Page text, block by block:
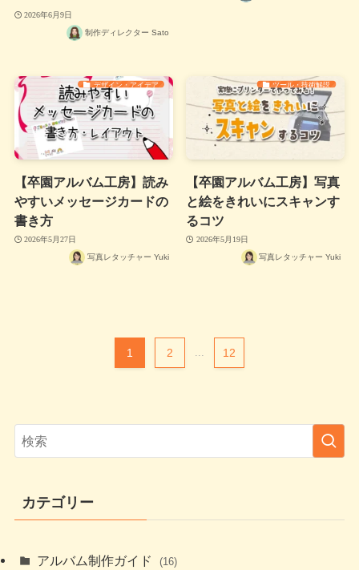
2026年6月9日
制作ディレクター Sato
デザイン・アイデア
【卒園アルバム工房】読み
やすいメッセージカードの
書き方
2026年5月27日
写真レタッチャー Yuki
ツール・技術解説
【卒園アルバム工房】写真
と絵をきれいにスキャンす
るコツ
2026年5月19日
写真レタッチャー Yuki
1 2 12
カテゴリー
アルバム制作ガイド (16)